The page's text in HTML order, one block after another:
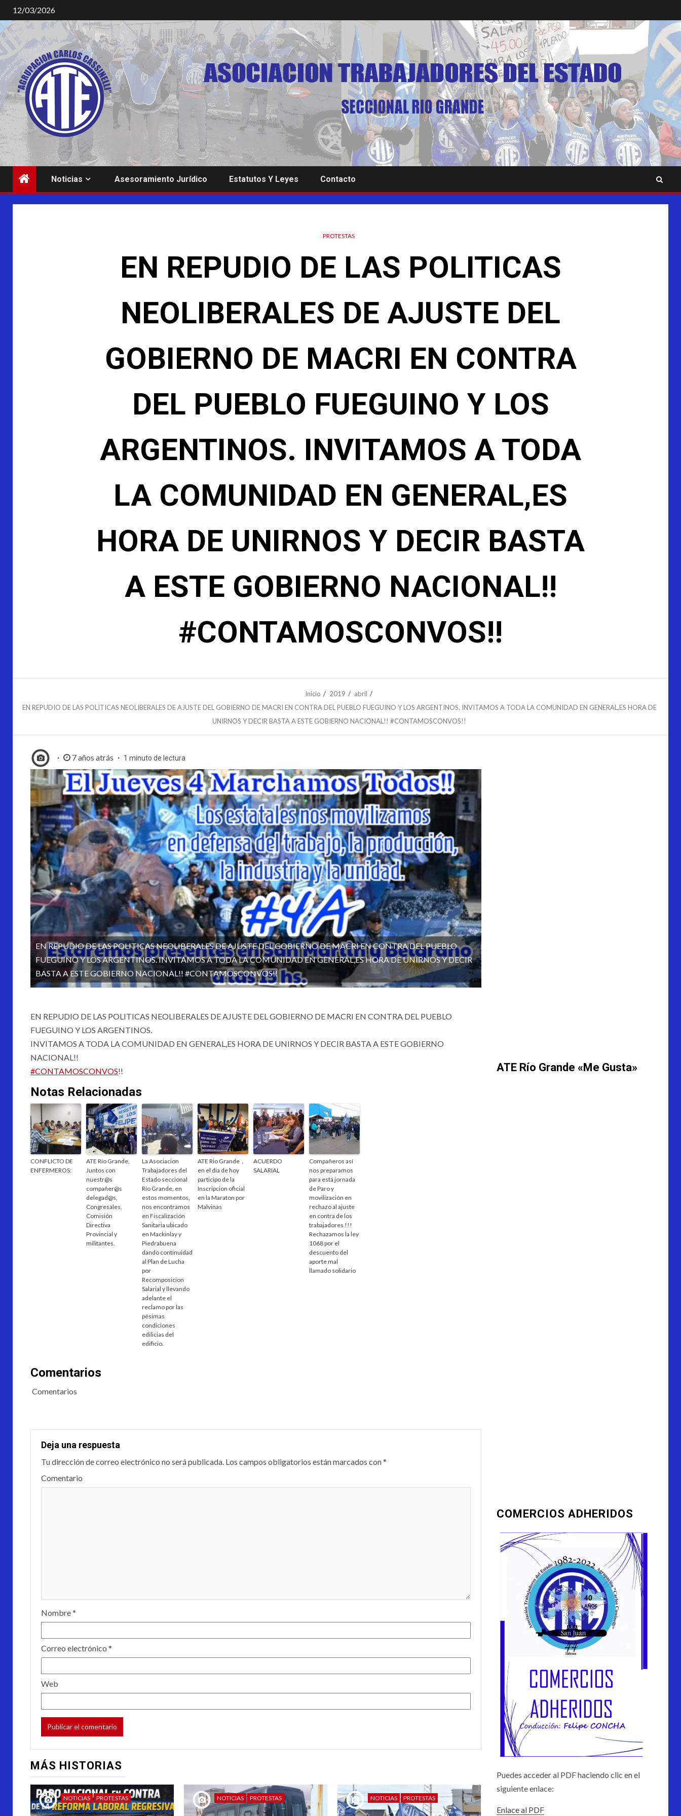
Saltar
al
contenido
12/03/2026
Noticias Asesoramiento Jurídico Estatutos Y Leyes Contacto
PROTESTAS
EN REPUDIO DE LAS POLITICAS
NEOLIBERALES DE AJUSTE DEL
GOBIERNO DE MACRI EN CONTRA
DEL PUEBLO FUEGUINO Y LOS
ARGENTINOS. INVITAMOS A TODA
LA COMUNIDAD EN GENERAL,ES
HORA DE UNIRNOS Y DECIR BASTA
A ESTE GOBIERNO NACIONAL!!
#CONTAMOSCONVOS!!
Inicio 2019
abril
EN REPUDIO DE LAS POLITICAS NEOLIBERALES DE AJUSTE DEL GOBIERNO DE MACRI EN CONTRA DEL PUEBLO FUEGUINO Y LOS ARGENTINOS. INVITAMOS A TODA LA COMUNIDAD EN GENERAL,ES HORA DE
UNIRNOS Y DECIR BASTA A ESTE GOBIERNO NACIONAL!! #CONTAMOSCONVOS!!
7 años atrás 1 minuto de lectura
EN REPUDIO DE LAS POLITICAS NEOLIBERALES DE AJUSTE DEL GOBIERNO DE MACRI EN CONTRA DEL PUEBLO
FUEGUINO Y LOS ARGENTINOS. INVITAMOS A TODA LA COMUNIDAD EN GENERAL,ES HORA DE UNIRNOS Y DECIR
BASTA A ESTE GOBIERNO NACIONAL!! #CONTAMOSCONVOS!!
EN REPUDIO DE LAS POLITICAS NEOLIBERALES DE AJUSTE DEL GOBIERNO DE MACRI EN CONTRA DEL PUEBLO
FUEGUINO Y LOS ARGENTINOS.
INVITAMOS A TODA LA COMUNIDAD EN GENERAL,ES HORA DE UNIRNOS Y DECIR BASTA A ESTE GOBIERNO
NACIONAL!!
#CONTAMOSCONVOS!!
Notas Relacionadas
CONFLICTO DE
ENFERMEROS:
ATE Río Grande,
Juntos con
nuestr@s
compañer@s
delegad@s,
Congresales,
Comisión
Directiva
Provincial y
militantes.
La Asociacion
Trabajadores del
Estado seccional
Río Grande, en
estos momentos,
nos encontramos
en Fiscalización
Sanitaria ubicado
en Mackinlay y
Piedrabuena
dando continuidad
al Plan de Lucha
por
Recomposicion
Salarial y llevando
adelante el
reclamo por las
pésimas
condiciones
edilicias del
edificio.
ATE Rio Grande，
en el dia de hoy
participo de la
Inscripcion oficial
en la Maraton por
Malvinas
ACUERDO
SALARIAL
Compañeros así
nos preparamos
para está jornada
de Paro y
movilización en
rechazo al ajuste
en contra de los
trabajadores !!!
Rechazamos la ley
1068 por el
descuento del
aporte mal
llamado solidario
Comentarios
Comentarios
Deja una respuesta
Tu dirección de correo electrónico no será publicada. Los campos obligatorios están marcados con*
Comentario
Nombre*
Correo electrónico *
Web
MÁS HISTORIAS
NOTICIAS PROTESTAS NOTICIAS PROTESTAS NOTICIAS PROTESTAS
ATE Río Grande «Me Gusta»
COMERCIOS ADHERIDOS
Puedes acceder al PDF haciendo clic en el
siguiente enlace:
Enlace al PDF